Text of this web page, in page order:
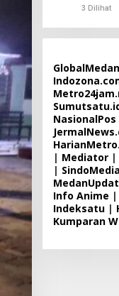
3 Dilihat
NasionalPos
| Mediator|
| SindoMedia
Info Anime |
Indeksatu|
Kumparan